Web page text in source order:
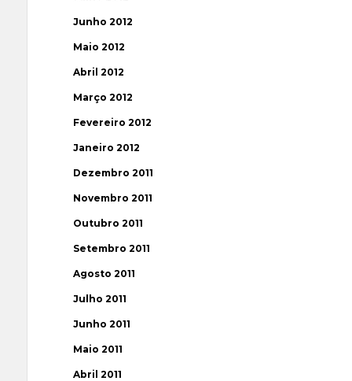
Junho 2012
Maio 2012
Abril 2012
Março 2012
Fevereiro 2012
Janeiro 2012
Dezembro 2011
Novembro 2011
Outubro 2011
Setembro 2011
Agosto 2011
Julho 2011
Junho 2011
Maio 2011
Abril 2011